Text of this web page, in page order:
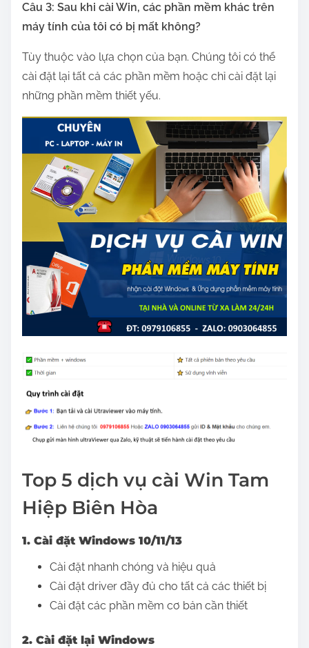
Câu 3: Sau khi cài Win, các phần mềm khác trên
máy tính của tôi có bị mất không?
Tùy thuộc vào lựa chọn của bạn. Chúng tôi có thể
cài đặt lại tất cả các phần mềm hoặc chỉ cài đặt lại
những phần mềm thiết yếu.
Top 5 dịch vụ cài Win Tam
Hiệp Biên Hòa
1. Cài đặt Windows 10/11/13
Cài đặt nhanh chóng và hiệu quả
Cài đặt driver đầy đủ cho tất cả các thiết bị
Cài đặt các phần mềm cơ bản cần thiết
2. Cài đặt lại Windows